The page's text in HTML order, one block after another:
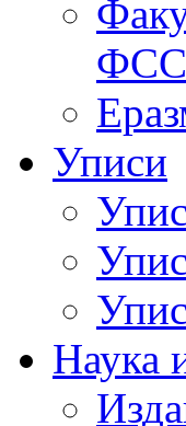
ФСС
Уписи
Наука